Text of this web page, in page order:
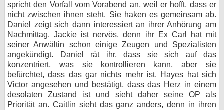
spricht den Vorfall vom Vorabend an, weil er hofft, dass er
nicht zwischen ihnen steht. Sie haken es gemeinsam ab.
Daniel zeigt sich dann interessiert an ihrer Anhörung am
Nachmittag. Jackie ist nervös, denn ihr Ex Carl hat mit
seiner Anwältin schon einige Zeugen und Spezialisten
angekündigt. Daniel rät ihr, dass sie sich auf das
konzentriert, was sie kontrollieren kann, aber sie
befürchtet, dass das gar nichts mehr ist. Hayes hat sich
Victor angesehen und bestätigt, dass das Herz in einem
desolaten Zustand ist und sieht daher seine OP als
Priorität an. Caitlin sieht das ganz anders, denn in ihren